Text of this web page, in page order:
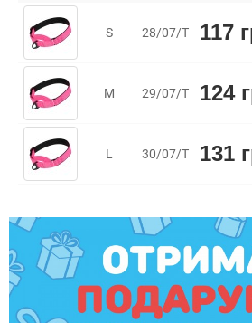
S 28/07/Т 117
M 29/07/Т 124
L 30/07/Т 131